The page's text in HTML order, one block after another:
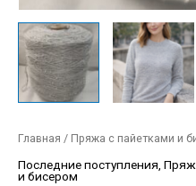
Главная / Пряжа с пайетками и
Последние поступления,
и бисером